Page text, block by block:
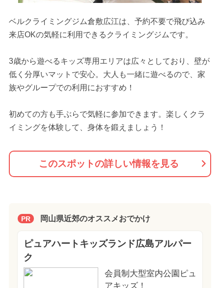
ベルクライミングジム倉敷広江は、予約不要で飛び込み
来店OKの気軽に利用できるクライミングジムです。
3歳から遊べるキッズ専用エリアは広々としており、壁が
低く分厚いマットで安心。大人も一緒に遊べるので、家
族やグループでの利用におすすめ！
初めての方も手ぶらで気軽に参加できます。楽しくクラ
イミングを体験して、身体を鍛えましょう！
このスポットの詳しい情報を見る
PR 岡山県近郊のオススメおでかけ
ピュアハートキッズランド広島アルパー
ク
会員制大型室内公園ピュ
アキッズ！